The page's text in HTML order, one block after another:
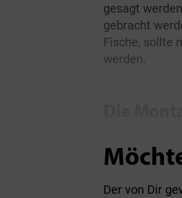
gesagt
gebracht
Fische, sollte
werden.
Der von Dir